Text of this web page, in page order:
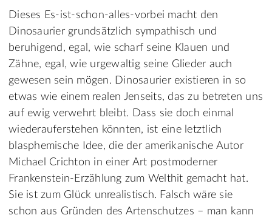
Dieses Es-ist-schon-alles-vorbei macht den
Dinosaurier grundsätzlich sympathisch und
beruhigend, egal, wie scharf seine Klauen und
Zähne, egal, wie urgewaltig seine Glieder auch
gewesen sein mögen. Dinosaurier existieren in so
etwas wie einem realen Jenseits, das zu betreten uns
auf ewig verwehrt bleibt. Dass sie doch einmal
wiederauferstehen könnten, ist eine letztlich
blasphemische Idee, die der amerikanische Autor
Michael Crichton in einer Art postmoderner
Frankenstein-Erzählung zum Welthit gemacht hat.
Sie ist zum Glück unrealistisch. Falsch wäre sie
schon aus Gründen des Artenschutzes – man kann